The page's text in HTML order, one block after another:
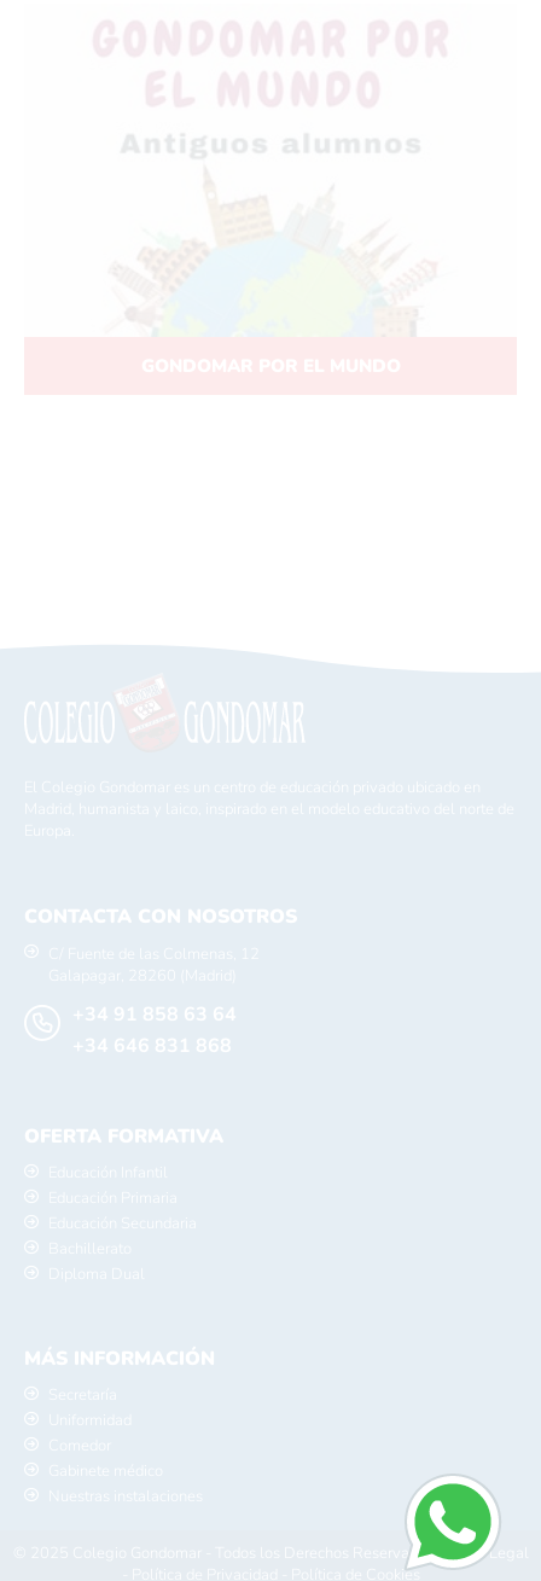
El Colegio Gondomar es un centro de educación privado ubicado en
Madrid, humanista y laico, inspirado en el modelo educativo del norte de
Europa.
CONTACTA CON NOSOTROS
C/ Fuente de las Colmenas, 12
Galapagar, 28260 (Madrid)
+34 91 858 63 64
+34 646 831 868
OFERTA FORMATIVA
Educación Infantil
Educación Primaria
Educación Secundaria
Bachillerato
Diploma Dual
MÁS INFORMACIÓN
Secretaría
Uniformidad
Comedor
Gabinete médico
Nuestras instalaciones
© 2025 Colegio Gondomar - Todos los Derechos Reservados -Aviso Legal
Política de Privacidad Política de Cookies